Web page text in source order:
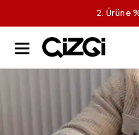
2. Ürüne